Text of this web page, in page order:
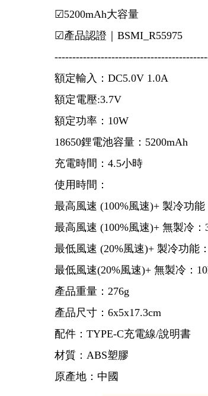
☑5200mAh大容量
☑產品認證｜BSMI_R55975
額定輸入：DC5.0V 1.0A
額定電壓:3.7V
額定功率：10W
18650鋰電池容量：5200mAh
充電時間：4.5小時
使用時間：
最高風速 (100%風速)+ 製冷功能
最高風速 (100%風速)+ 無製冷：
最低風速 (20%風速)+ 製冷功能
最低風速(20%風速)+ 無製冷：
產品重量：276g
產品尺寸：6x5x17.3cm
配件：TYPE-C充電線/說明書
材質：ABS塑膠
原產地：中國